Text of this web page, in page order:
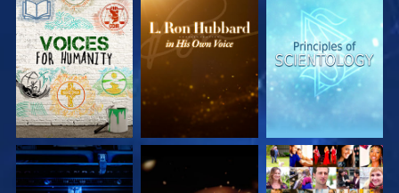
DÉCOUVRIR LES
SÉRIES
DÉCOUVRIR LES
SÉRIES
DÉCOUVRIR LES
SÉRIES